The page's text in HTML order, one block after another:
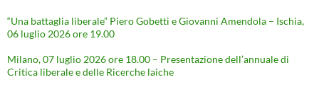
“Una battaglia liberale” Piero Gobetti e Giovanni Amendola – Ischia,
06 luglio 2026 ore 19.00
Milano, 07 luglio 2026 ore 18.00 – Presentazione dell’annuale di
Critica liberale e delle Ricerche laiche